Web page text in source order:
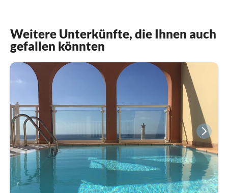
Weitere Unterkünfte, die Ihnen auch
gefallen könnten